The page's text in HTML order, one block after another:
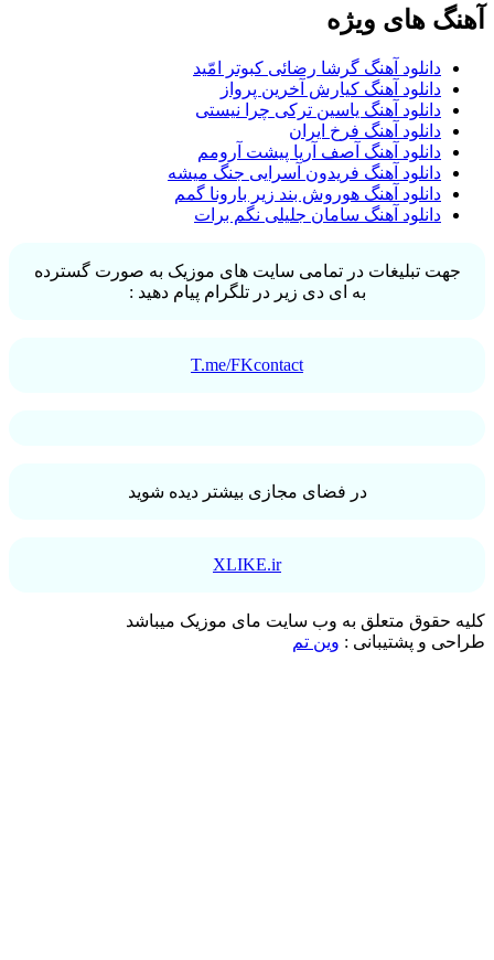
های ویژه
دانلود آهنگ گرشا رضائی کبوتر امّید
دانلود آهنگ کیارش آخرین پرواز
دانلود آهنگ یاسین ترکی چرا نیستی
دانلود آهنگ فرخ ایران
دانلود آهنگ آصف آریا پیشت آرومم
دانلود آهنگ فریدون آسرایی جنگ میشه
دانلود آهنگ هوروش بند زیر بارونا گمم
دانلود آهنگ سامان جلیلی نگم برات
تبلیغات در تمامی سایت های موزیک به صورت گسترده
به ای دی زیر در تلگرام پیام دهید :
T.me/FKcontact
در فضای مجازی بیشتر دیده شوید
XLIKE.ir
حقوق متعلق به وب سایت مای موزیک میباشد
و پشتیبانی :وین تم